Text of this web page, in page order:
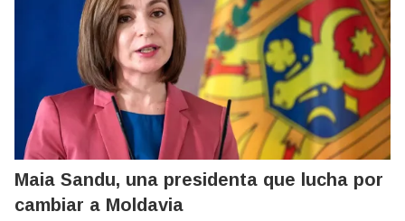
Maia Sandu, una presidenta que lucha por
cambiar a Moldavia